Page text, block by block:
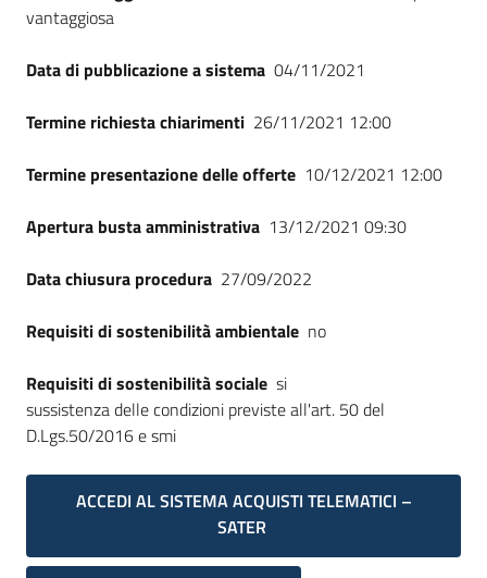
vantaggiosa
Data di pubblicazione a sistema 04/11/2021
Termine richiesta chiarimenti 26/11/2021 12:00
Termine presentazione delle offerte 10/12/2021 12:00
Apertura busta amministrativa 13/12/2021 09:30
Data chiusura procedura 27/09/2022
Requisiti di sostenibilità ambientale no
Requisiti di sostenibilità sociale si
sussistenza delle condizioni previste all'art. 50 del
D.Lgs.50/2016 e smi
ACCEDI AL SISTEMA ACQUISTI TELEMATICI –
SATER